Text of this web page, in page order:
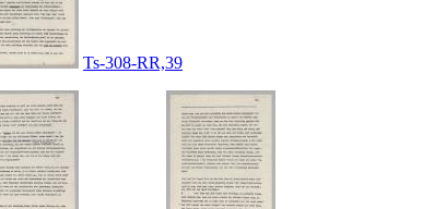
Ts-308-RR,39